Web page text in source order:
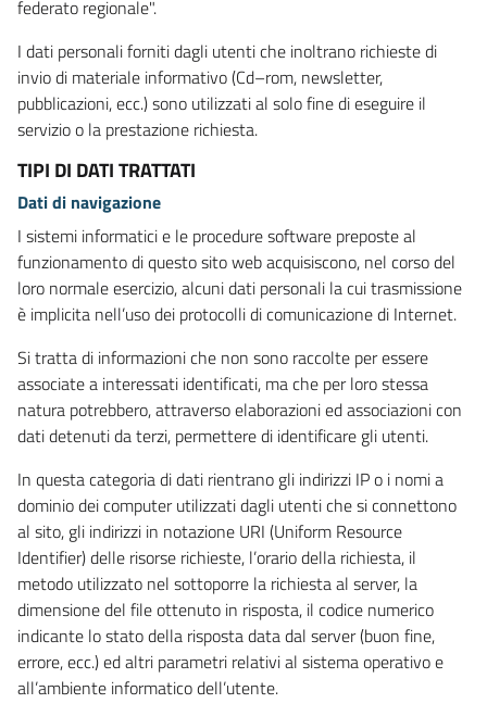
federato regionale".
I dati personali forniti dagli utenti che inoltrano richieste di
invio di materiale informativo (Cd–rom, newsletter,
pubblicazioni, ecc.) sono utilizzati al solo fine di eseguire il
servizio o la prestazione richiesta.
TIPI DI DATI TRATTATI
Dati di navigazione
I sistemi informatici e le procedure software preposte al
funzionamento di questo sito web acquisiscono, nel corso del
loro normale esercizio, alcuni dati personali la cui trasmissione
è implicita nell’uso dei protocolli di comunicazione di Internet.
Si tratta di informazioni che non sono raccolte per essere
associate a interessati identificati, ma che per loro stessa
natura potrebbero, attraverso elaborazioni ed associazioni con
dati detenuti da terzi, permettere di identificare gli utenti.
In questa categoria di dati rientrano gli indirizzi IP o i nomi a
dominio dei computer utilizzati dagli utenti che si connettono
al sito, gli indirizzi in notazione URI (Uniform Resource
Identifier) delle risorse richieste, l’orario della richiesta, il
metodo utilizzato nel sottoporre la richiesta al server, la
dimensione del file ottenuto in risposta, il codice numerico
indicante lo stato della risposta data dal server (buon fine,
errore, ecc.) ed altri parametri relativi al sistema operativo e
all’ambiente informatico dell’utente.